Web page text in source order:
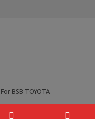
For BSB TOYOTA